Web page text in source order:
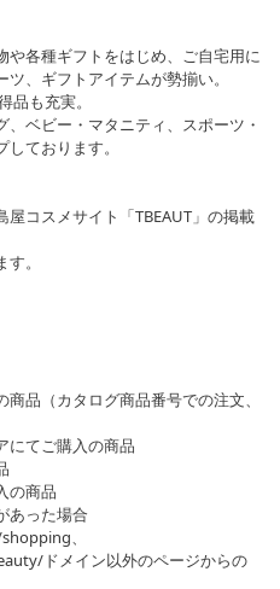
や各種ギフトをはじめ、ご自宅用に
、ギフトアイテムが勢揃い。
品も充実。
ベビー・マタニティ、スポーツ・
ております。
屋コスメサイト「TBEAUT」の掲載
す。
品（カタログ商品番号での注文、
にてご購入の商品
の商品
あった場合
、
ドメイン以外のページからの